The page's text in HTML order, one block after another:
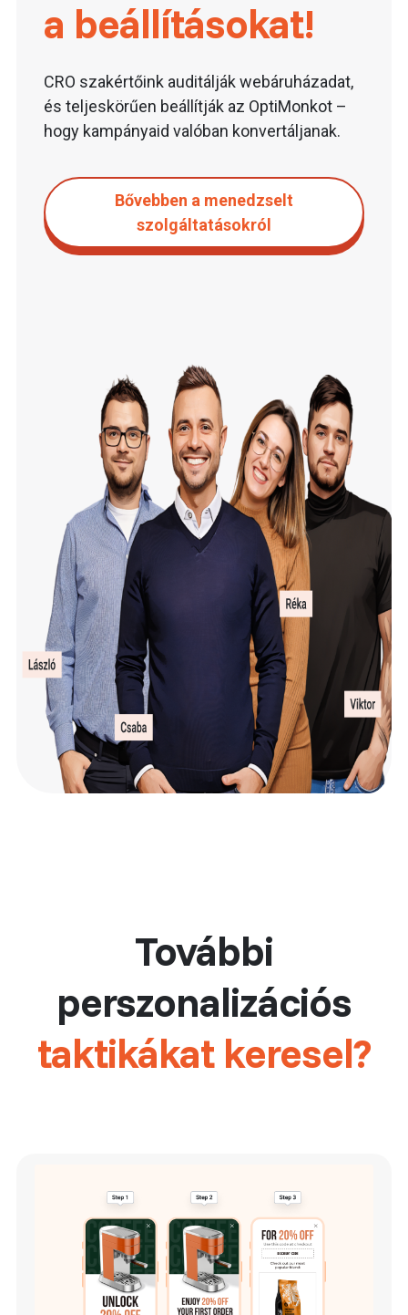
a beállításokat!
CRO szakértőink auditálják webáruházadat,
és teljeskörűen beállítják az OptiMonkot –
hogy kampányaid valóban konvertáljanak.
Bővebben a menedzselt
szolgáltatásokról
További
perszonalizációs
taktikákat keresel?